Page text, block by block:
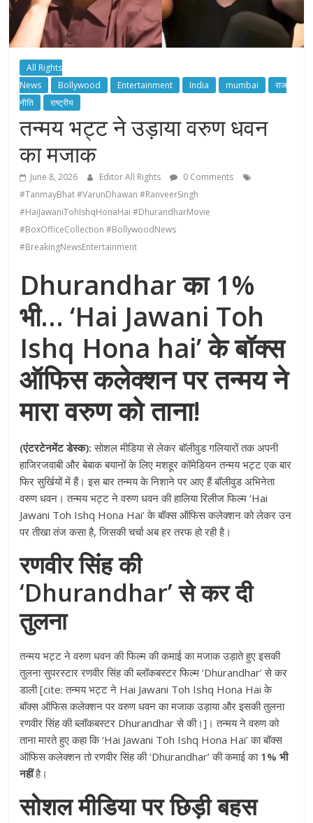
All Rights
News
Bollywood Entertainment India mumbai
राज
नीति
राष्ट्रीय
तन्मय भट्ट ने उड़ाया वरुण धवन
का मजाक
June 8, 2026 Editor All Rights
0 Comments
#TanmayBhat #VarunDhawan #RanveerSingh
#HaiJawaniTohIshqHonaHai #DhurandharMovie
#BoxOfficeCollection #BollywoodNews
#BreakingNewsEntertainment
Dhurandhar का 1%
भी… ‘Hai Jawani Toh
Ishq Hona hai’ के बॉक्स
ऑफिस कलेक्शन पर तन्मय ने
मारा वरुण को ताना!
(एंटरटेनमेंट डेस्क): सोशल मीडिया से लेकर बॉलीवुड गलियारों तक अपनी
हाजिरजवाबी और बेबाक बयानों के लिए मशहूर कॉमेडियन तन्मय भट्ट एक बार
फिर सुर्खियों में हैं। इस बार तन्मय के निशाने पर आए हैं बॉलीवुड अभिनेता
वरुण धवन। तन्मय भट्ट ने वरुण धवन की हालिया रिलीज फिल्म ‘Hai
Jawani Toh Ishq Hona Hai’ के बॉक्स ऑफिस कलेक्शन को लेकर उन
पर तीखा तंज कसा है, जिसकी चर्चा अब हर तरफ हो रही है।
रणवीर सिंह की
‘Dhurandhar’ से कर दी
तुलना
तन्मय भट्ट ने वरुण धवन की फिल्म की कमाई का मजाक उड़ाते हुए इसकी
तुलना सुपरस्टार रणवीर सिंह की ब्लॉकबस्टर फिल्म ‘Dhurandhar’ से कर
डाली [cite: तन्मय भट्ट ने Hai Jawani Toh Ishq Hona Hai के
बॉक्स ऑफिस कलेक्शन पर वरुण धवन का मजाक उड़ाया और इसकी तुलना
रणवीर सिंह की ब्लॉकबस्टर Dhurandhar से की।]। तन्मय ने वरुण को
ताना मारते हुए कहा कि ‘Hai Jawani Toh Ishq Hona Hai’ का बॉक्स
ऑफिस कलेक्शन तो रणवीर सिंह की ‘Dhurandhar’ की कमाई का 1% भी
नहींहै।
सोशल मीडिया पर छिड़ी बहस